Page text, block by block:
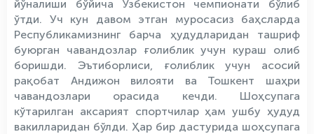
йўналиши бўйича Ўзбекистон чемпионати бўлиб
ўтди. Уч кун давом этган муросасиз баҳсларда
Республикамизнинг барча ҳудудларидан ташриф
буюрган чавандозлар ғолиблик учун кураш олиб
боришди. Эътиборлиси, ғолиблик учун асосий
рақобат Андижон вилояти ва Тошкент шаҳри
чавандозлари орасида кечди. Шоҳсупага
кўтарилган аксарият спортчилар ҳам ушбу ҳудуд
вакилларидан бўлди. Ҳар бир дастурида шоҳсупага